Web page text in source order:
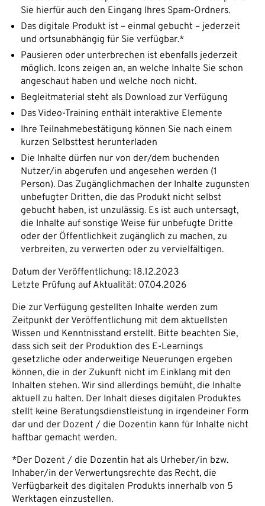
Sie hierfür auch den Eingang Ihres Spam-Ordners.
Das digitale Produkt ist – einmal gebucht – jederzeit
und ortsunabhängig für Sie verfügbar.*
Pausieren oder unterbrechen ist ebenfalls jederzeit
möglich. Icons zeigen an, an welche Inhalte Sie schon
angeschaut haben und welche noch nicht.
Begleitmaterial steht als Download zur Verfügung
Das Video-Training enthält interaktive Elemente
Ihre Teilnahmebestätigung können Sie nach einem
kurzen Selbsttest herunterladen
Die Inhalte dürfen nur von der/dem buchenden
Nutzer/in abgerufen und angesehen werden (1
Person). Das Zugänglichmachen der Inhalte zugunsten
unbefugter Dritten, die das Produkt nicht selbst
gebucht haben, ist unzulässig. Es ist auch untersagt,
die Inhalte auf sonstige Weise für unbefugte Dritte
oder der Öffentlichkeit zugänglich zu machen, zu
verbreiten, zu verwerten oder zu vervielfältigen.
Datum der Veröffentlichung: 18.12.2023
Letzte Prüfung auf Aktualität: 07.04.2026
Die zur Verfügung gestellten Inhalte werden zum
Zeitpunkt der Veröffentlichung mit dem aktuellsten
Wissen und Kenntnisstand erstellt. Bitte beachten Sie,
dass sich seit der Produktion des E-Learnings
gesetzliche oder anderweitige Neuerungen ergeben
können, die in der Zukunft nicht im Einklang mit den
Inhalten stehen. Wir sind allerdings bemüht, die Inhalte
aktuell zu halten. Der Inhalt dieses digitalen Produktes
stellt keine Beratungsdienstleistung in irgendeiner Form
dar und der Dozent / die Dozentin kann für Inhalte nicht
haftbar gemacht werden.
*Der Dozent / die Dozentin hat als Urheber/in bzw.
Inhaber/in der Verwertungsrechte das Recht, die
Verfügbarkeit des digitalen Produkts innerhalb von 5
Werktagen einzustellen.